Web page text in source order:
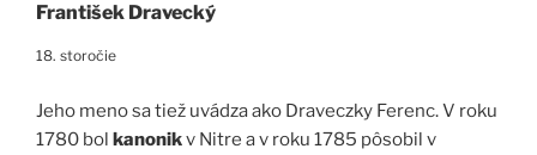
František Dravecký
18. storočie
Jeho meno sa tiež uvádza ako Draveczky Ferenc. V roku
1780 bol kanonikv Nitre a v roku 1785 pôsobil v